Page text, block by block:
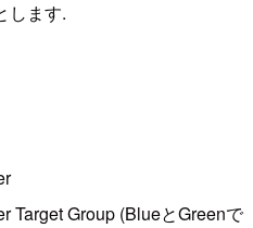
します.
Target Group (BlueとGreenで